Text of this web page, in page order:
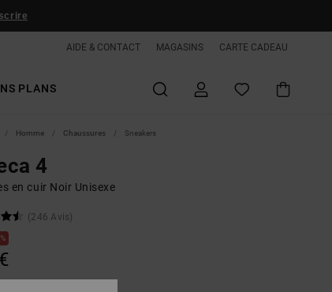
AIDE & CONTACT MAGASINS CARTE CADEAU
PLANS
Homme Chaussures Sneakers
4
en cuir Noir Unisexe
(246 Avis)